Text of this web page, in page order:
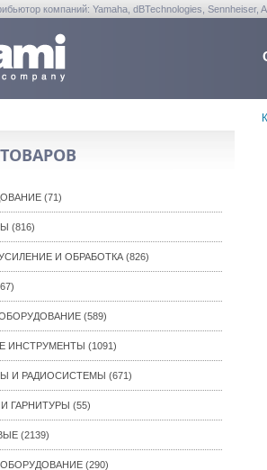
компаний: Yamaha, dBTechnologies, Sennheiser,
(71)
(816)
И ОБРАБОТКА (826)
(589)
ИНСТРУМЕНТЫ (1091)
И РАДИОСИСТЕМЫ (671)
ГАРНИТУРЫ (55)
(2139)
(290)